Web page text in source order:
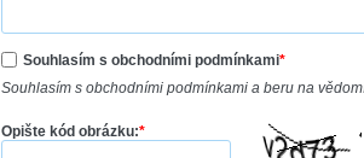
Souhlasím s obchodními podmínkami*
Souhlasím s obchodními podmínkami a beru na
Opište kód obrázku:*